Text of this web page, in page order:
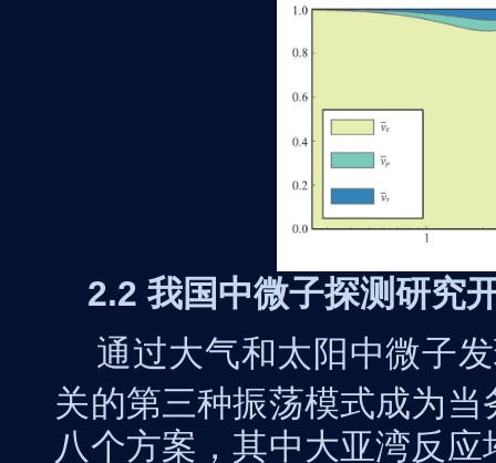
2.2我国中微子探测研究
通过大气和太阳中微子
关的第三种振荡模式成为
八个方案，其中大亚湾反